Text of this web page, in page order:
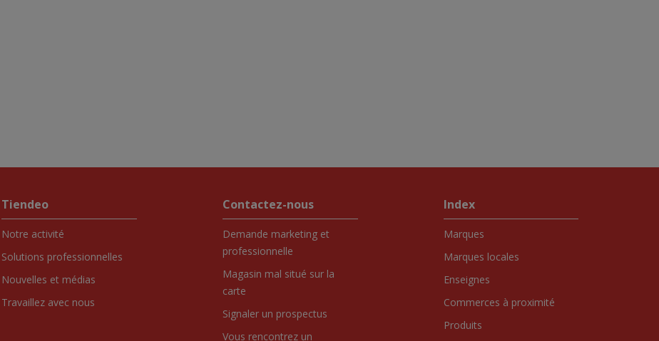
Tiendeo
Notre activité
Solutions professionnelles
Nouvelles et médias
Travaillez avec nous
Contactez-nous
Demande marketing et
professionnelle
Magasin mal situé sur la
carte
Signaler un prospectus
Vous rencontrez un
Index
Marques
Marques locales
Enseignes
Commerces à proximité
Produits